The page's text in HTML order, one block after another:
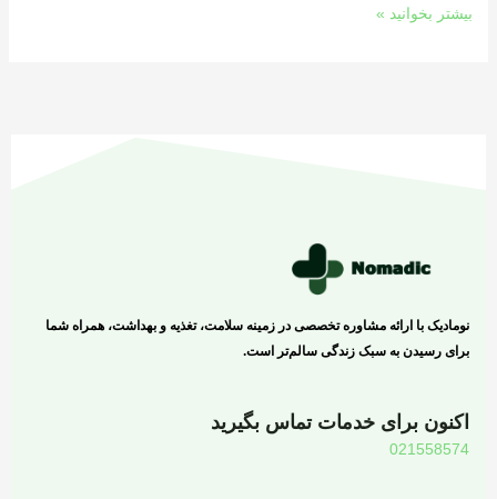
بیشتر بخوانید »
نومادیک با ارائه مشاوره تخصصی در زمینه سلامت، تغذیه و بهداشت، همراه شما
برای رسیدن به سبک زندگی سالم‌تر است.
اکنون برای خدمات تماس بگیرید
021558574